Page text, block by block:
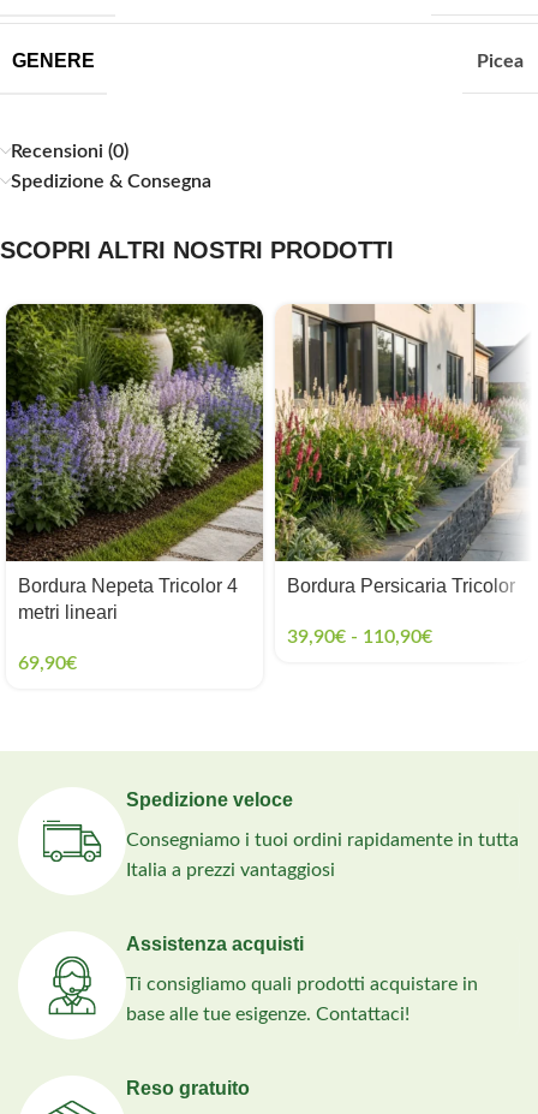
GENERE Picea
Recensioni (0)
Spedizione & Consegna
SCOPRI ALTRI NOSTRI PRODOTTI
Bordura Nepeta Tricolor 4
metri lineari
69,90€
Bordura Persicaria Tricolor
39,90€ - 110,90€
Spedizione veloce
Consegniamo i tuoi ordini rapidamente in tutta
Italia a prezzi vantaggiosi
Assistenza acquisti
Ti consigliamo quali prodotti acquistare in
base alle tue esigenze. Contattaci!
Reso gratuito